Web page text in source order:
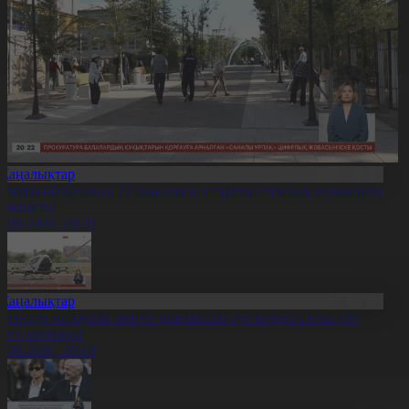
облысында 22 мыңнан аса тұрғын тазалық жұмысына
20:20
жолаушы мінген ұшқышсыз әуе кемесі алғаш рет
көтерілді
20:19